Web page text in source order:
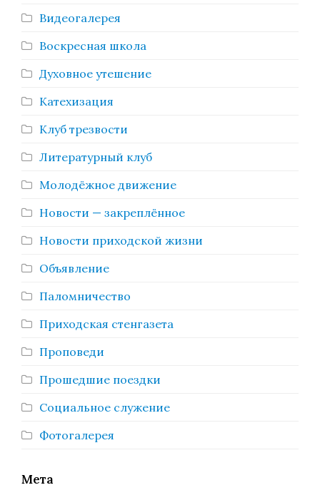
Видеогалерея
Воскресная школа
Духовное утешение
Катехизация
Клуб трезвости
Литературный клуб
Молодёжное движение
Новости — закреплённое
Новости приходской жизни
Объявление
Паломничество
Приходская стенгазета
Проповеди
Прошедшие поездки
Социальное служение
Фотогалерея
Мета